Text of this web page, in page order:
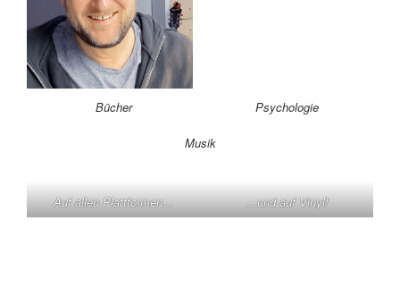
Bücher Psychologie
Musik
Auf allen Plattformen… …und auf Vinyl!